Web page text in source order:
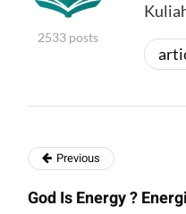
2533 posts
Previous
God Is Energy ?